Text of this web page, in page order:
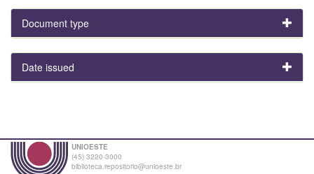
Document type
Date issued
UNIOESTE
(45) 3220-3000
biblioteca.repositorio@unioeste.br